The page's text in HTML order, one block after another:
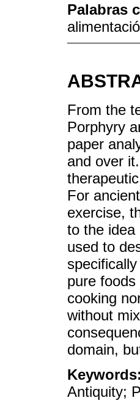
Palabras
From the
Porphyry
paper
and over
For
exercise,
to the idea
used to
pure
cooking
without
domain,
Keywords:
Antiquity;